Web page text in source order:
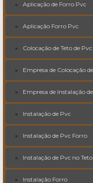
Aplicação de Forro Pvc
Aplicação Forro Pvc
Colocação de Teto de Pvc
Empresa de Colocação
Empresa de Instalação
Instalação de Pvc
Instalação de Pvc Forro
Instalação de Pvc no Teto
Instalação Forro